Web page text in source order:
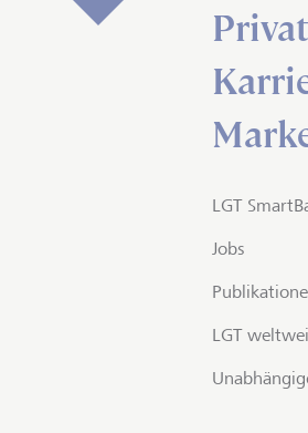
LGT
Jobs
LGT